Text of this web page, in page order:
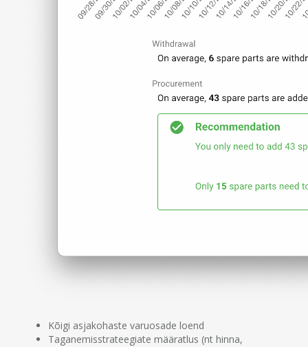
Kõigi asjakohaste varuosade loend
Taganemisstrateegiate määratlus (nt hinna,